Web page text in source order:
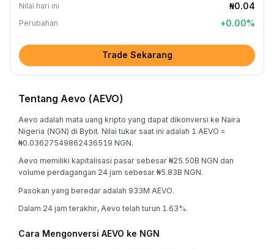
Nilai hari ini ₦0.04
Perubahan +0.00%
Trade Sekarang
Tentang Aevo (AEVO)
Aevo adalah mata uang kripto yang dapat dikonversi ke Naira
Nigeria (NGN) di Bybit. Nilai tukar saat ini adalah 1 AEVO =
₦0.03627549862436519 NGN.
Aevo memiliki kapitalisasi pasar sebesar ₦25.50B NGN dan
volume perdagangan 24 jam sebesar ₦5.83B NGN.
Pasokan yang beredar adalah 933M AEVO.
Dalam 24 jam terakhir, Aevo telah turun 1.63%.
Cara Mengonversi AEVO ke NGN